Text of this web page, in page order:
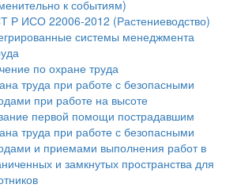
к событиям)
Р ИСО 22006-2012 (Растениеводство)
системы менеджмента
по охране труда
труда при работе с безопасными
при работе на высоте
первой помощи пострадавшим
труда при работе с безопасными
и приемами выполнения работ в
и замкнутых пространства для